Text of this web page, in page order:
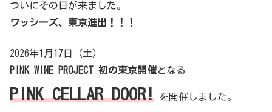
ついにその日が来ました。
ワッシーズ、東京進出！！！
2026年1月17日（土）
PINK WINE PROJECT 初の東京開催となる
PINK CELLAR DOOR! を開催しました。